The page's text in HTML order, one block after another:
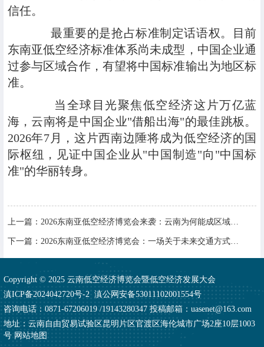
信任。
最重要的是抢占标准制定话语权。目前
东南亚低空经济标准体系尚未成型，中国企业通
过参与区域合作，有望将中国标准输出为地区标
准。
当全球目光聚焦低空经济这片万亿蓝
海，云南将是中国企业"借船出海"的最佳跳板。
2026年7月，这片西南边陲将成为低空经济的国
际枢纽，见证中国企业从"中国制造"向"中国标
准"的华丽转身。
上一篇： 2026东南亚低空经济博览会来袭：云南为何能成区域枢纽？
下一篇： 2026东南亚低空经济博览会：一场关于未来交通方式的产业变革
Copyright © 2025 云南低空经济博览会暨低空经济发展大会
滇ICP备2024042720号-2滇公网安备53011102001554号
咨询电话：0871-67206019 /19143280347 投稿邮箱：uasenet@163.com
地址：云南自由贸易试验区昆明片区官渡区海伦城市广场2座10层1003
号网站地图